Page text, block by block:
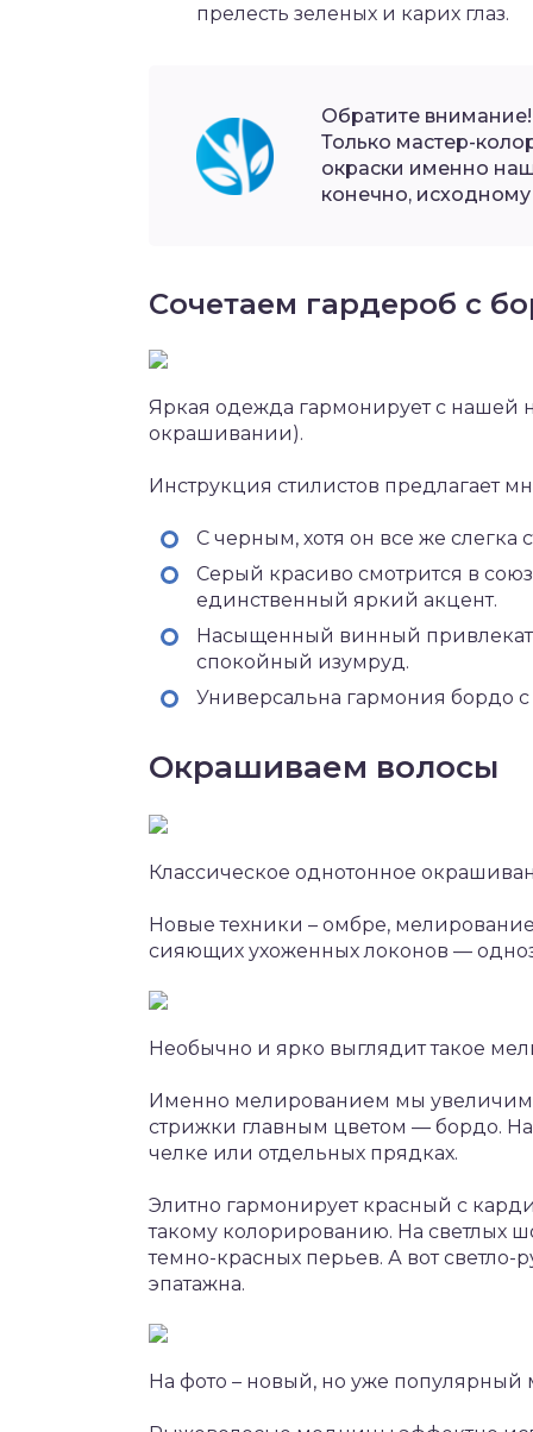
прелесть зеленых и карих глаз.
Обратите внимание!
Только мастер-
окраски именно
конечно, исходному
Сочетаем гардероб с
Яркая одежда гармонирует с нашей
окрашивании).
Инструкция стилистов предлагает
С черным, хотя он все же слегка
Серый красиво смотрится в
единственный яркий акцент.
Насыщенный винный
спокойный изумруд.
Универсальна гармония бордо
Окрашиваем волосы
Классическое однотонное
Новые техники – омбре,
сияющих ухоженных локонов —
Необычно и ярко выглядит такое
Именно мелированием мы
стрижки главным цветом — бордо.
челке или отдельных прядках.
Элитно гармонирует красный с
такому колорированию. На светлых
темно-красных перьев. А вот светло-
эпатажна.
На фото – новый, но уже популярный